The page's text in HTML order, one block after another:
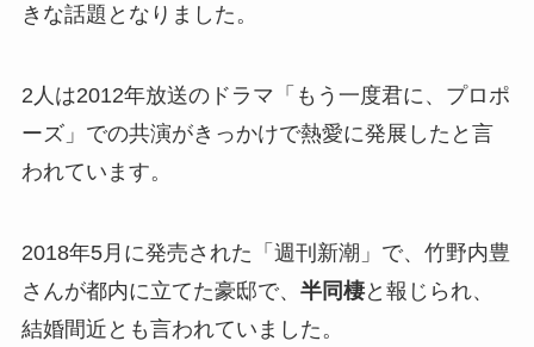
きな話題となりました。
2人は2012年放送のドラマ「もう一度君に、プロポ
ーズ」での共演がきっかけで熱愛に発展したと言
われています。
2018年5月に発売された「週刊新潮」で、竹野内豊
さんが都内に立てた豪邸で、 半同棲と報じられ、
結婚間近とも言われていました。